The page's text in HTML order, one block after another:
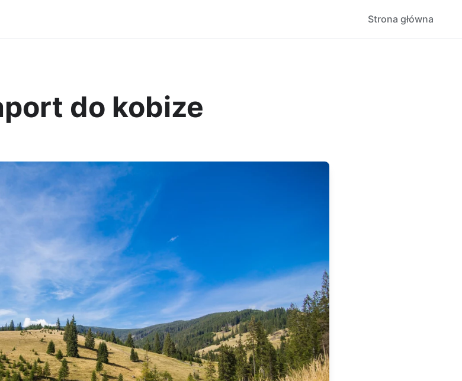
Strona główna
do kobize